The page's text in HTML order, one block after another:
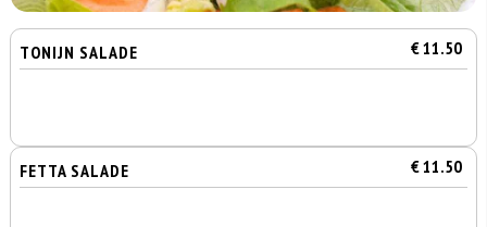
TONIJN SALADE € 11.50
FETTA SALADE € 11.50